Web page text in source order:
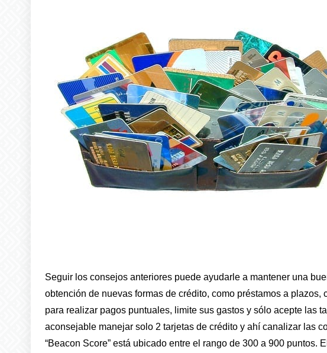
Seguir los consejos anteriores puede ayudarle a mantener una
obtención de nuevas formas de crédito, como préstamos a
para realizar pagos puntuales, limite sus gastos y sólo acepte las
aconsejable manejar solo 2 tarjetas de crédito y ahí canalizar las
“Beacon Score” está ubicado entre el rango de 300 a 900 puntos.